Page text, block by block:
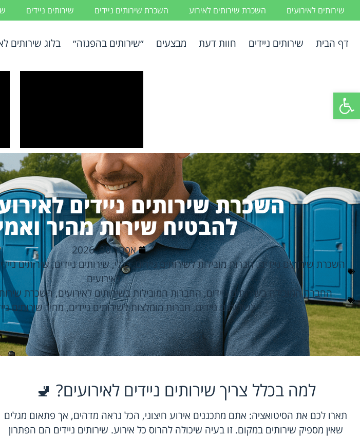
פתח סרגל נגישות
שירותים לאירועים השכרת שירותים לאירוע השכרת שירותים ניידים שירותים ניידים
דף הבית שירותים ניידים חוות דעת מבצעים ״שירותים בהפגזה״ בלוג שירותים
השכרת שירותים ניידים
להבטיח שירות מהיר
אפריל 30, 2026
השכרת שירותים ניידים,חברות מובילות לשירותים ניידים,כללי,שירותים ניידים,שירותים
לאירועים
החברה המובילה בשירותים ניידים,החברות המובילות בשירותים לאירועים,השכרת
לשירותים ניידים,חברות מומלצות לשירותים ניידים,מחיר שירותים
למה בכלל צריך שירותים ניידים לאירועים? 🚽
תארו לכם את הסיטואציה: אתם מתכננים אירוע חיצוני, הכל נראה מדהים, אך פתאום מגלים
שאין מספיק שירותים במקום. זו בעיה שיכולה להרוס כל אירוע. שירותים ניידים הם הפתרון